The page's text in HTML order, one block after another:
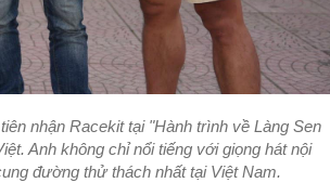
nhận Racekit tại "Hành trình về Làng Sen
Anh không chỉ nổi tiếng với giọng hát nội
đường thử thách nhất tại Việt Nam.